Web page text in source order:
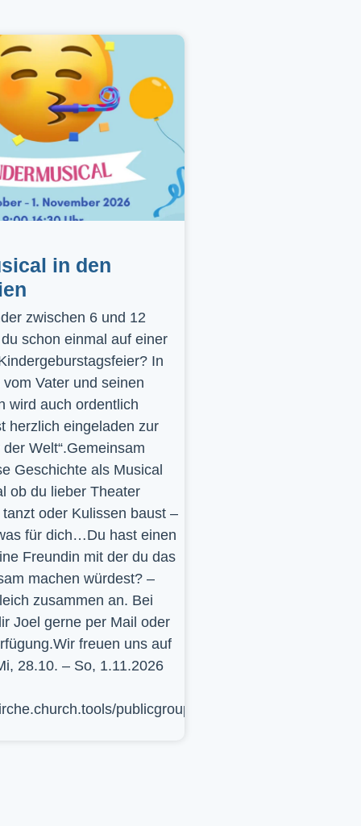
in den
zwischen 6 und 12
schon einmal auf einer
In
Vater und seinen
wird auch ordentlich
herzlich eingeladen zur
Welt“.Gemeinsam
Geschichte als Musical
ob du lieber Theater
oder Kulissen baust –
für dich…Du hast einen
Freundin mit der du das
machen würdest? –
zusammen an. Bei
Joel gerne per Mail oder
freuen uns auf
28.10. – So, 1.11.2026
publicgroup/617